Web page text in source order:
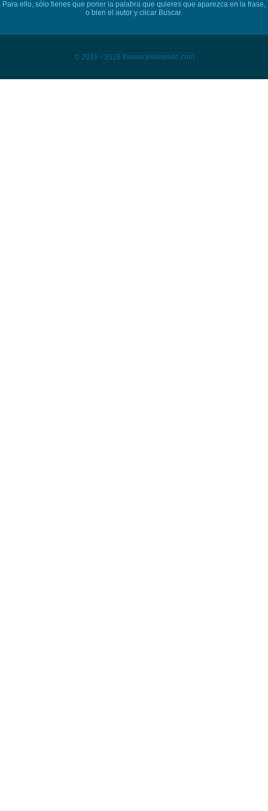
Para ello, sólo tienes que poner la palabra que quieres que aparezca en la frase,
o bien el autor y clicar Buscar.
© 2010 - 2026 frasescelebresde.com